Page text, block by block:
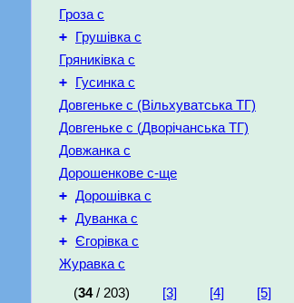
Гроза с
+
Грушівка с
Гряниківка с
+
Гусинка с
Довгеньке с (Вільхуватська ТГ)
Довгеньке с (Дворічанська ТГ)
Довжанка с
Дорошенкове с-ще
+ Дорошівка с
+ Дуванка с
+ Єгорівка с
Журавка с
(34/ 203) [3] [4] [5]